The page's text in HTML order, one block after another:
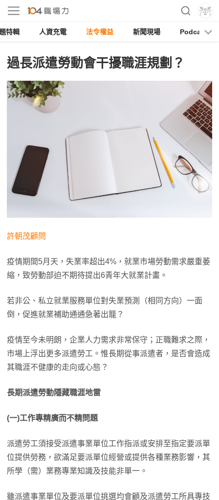
特輯 人資充電 法令權益 新聞現場 Podcast
過長派遣勞動會干擾職涯規劃？
許朝茂顧問
疫情期間5月天，失業率超出4%，就業市場勞動需求嚴重萎
縮，致勞動部迫不期待提出6青年大就業計畫。
若非公、私立就業服務單位對失業預測（相同方向）一面
倒，促進就業補助通通急著出籠？
疫情至今未明朗，企業人力需求非常保守；正職難求之際，
市場上浮出更多派遣勞工。惟長期從事派遣者，是否會造成
其職涯不健康的走向或心態？
長期派遣勞動隱藏職涯地雷
(一)工作專精廣而不精問題
派遣勞工須接受派遣事業單位工作指派或安排至指定要派單
位提供勞務，欲滿足要派單位經營或提供各種業務影響，其
所學（需）業務專業知識及技能非單一。
雖派遣事業單位及要派單位挑選均會顧及派遣勞工所具專技